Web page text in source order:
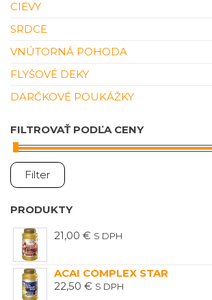
CIEVY
SRDCE
VNÚTORNÁ POHODA
FLYŠOVÉ DEKY
DARČKOVÉ POUKÁŽKY
FILTROVAŤ PODĽA CENY
Filter
PRODUKTY
21,00 € S DPH
ACAI COMPLEX STAR
22,50 € S DPH